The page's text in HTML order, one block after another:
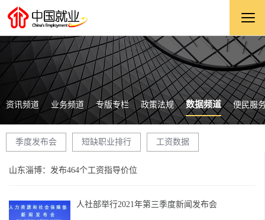
资讯频道 业务频道 专版专栏 政策法规 数据频道 便民服
季度发布会 短缺职业排行 工资数据
山东淄博：发布464个工资指导价位
人社部举行2021年第三季度新闻发布会